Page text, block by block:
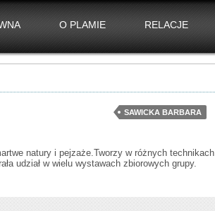
O PLAMIE RELACJE
SAWICKA BARBARA
natury i pejzaże.Tworzy w różnych technikach
udział w wielu wystawach zbiorowych grupy.